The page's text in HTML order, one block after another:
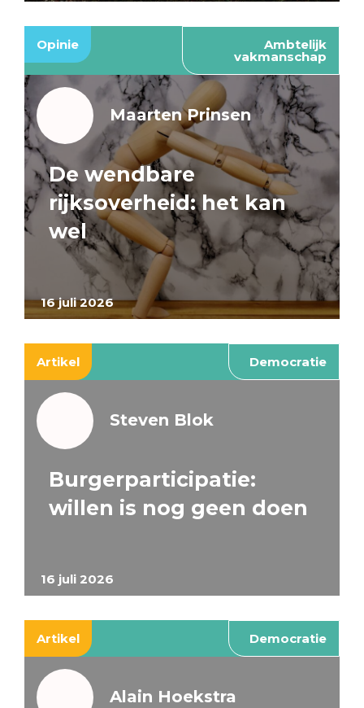
Opinie Ambtelijk
vakmanschap
16 juli 2026
Maarten Prinsen
De wendbare
rijksoverheid: het kan
wel
Artikel Democratie
16 juli 2026
Steven Blok
Burgerparticipatie:
willen is nog geen doen
Artikel Democratie
Alain Hoekstra